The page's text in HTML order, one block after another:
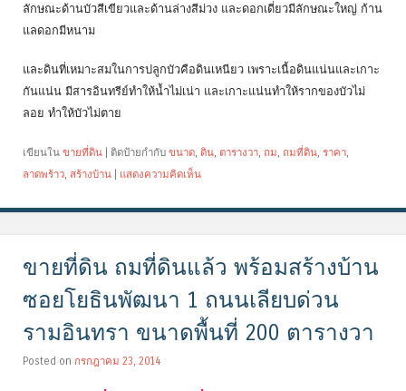
ลักษณะด้านบัวสีเขียวและด้านล่างสีม่วง และดอกเดี่ยวมีลักษณะใหญ่ ก้าน
แลดอกมีหนาม
และดินที่เหมาะสมในการปลูกบัวคือดินเหนียว เพราะเนื้อดินแน่นและเกาะ
กันแน่น มีสารอินทรีย์ทำให้น้ำไม่เน่า และเกาะแน่นทำให้รากของบัวไม่
ลอย ทำให้บัวไม่ตาย
เขียนใน ขายที่ดิน ติดป้ายกำกับ ขนาด, ดิน, ตารางวา, ถม, ถมที่ดิน, ราคา,
ลาดพร้าว, สร้างบ้าน แสดงความคิดเห็น
ขายที่ดิน ถมที่ดินแล้ว พร้อมสร้างบ้าน
ซอยโยธินพัฒนา 1 ถนนเลียบด่วน
รามอินทรา ขนาดพื้นที่ 200 ตารางวา
Posted on กรกฎาคม 23, 2014